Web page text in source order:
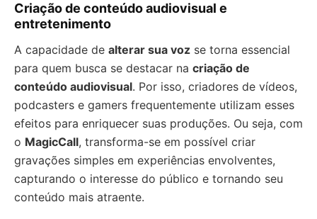
Criação de conteúdo audiovisual e
entretenimento
A capacidade de alterar sua voz se torna essencial
para quem busca se destacar na criação de
conteúdo audiovisual. Por isso, criadores de vídeos,
podcasters e gamers frequentemente utilizam esses
efeitos para enriquecer suas produções. Ou seja, com
o MagicCall, transforma-se em possível criar
gravações simples em experiências envolventes,
capturando o interesse do público e tornando seu
conteúdo mais atraente.